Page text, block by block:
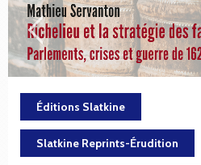
Éditions Slatkine
Slatkine Reprints-Érudition